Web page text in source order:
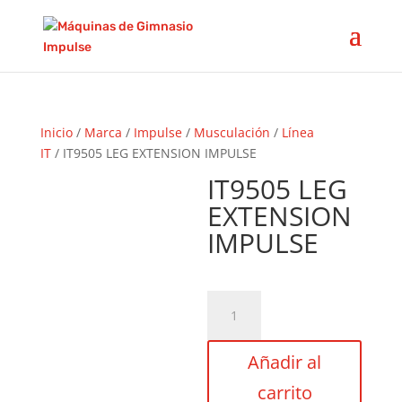
Inicio/ Marca / Impulse/ Musculación / Línea
IT/ IT9505 LEG EXTENSION IMPULSE
IT9505 LEG
EXTENSION
IMPULSE
EXTENSION
IMPULSEAñadir al
carrito